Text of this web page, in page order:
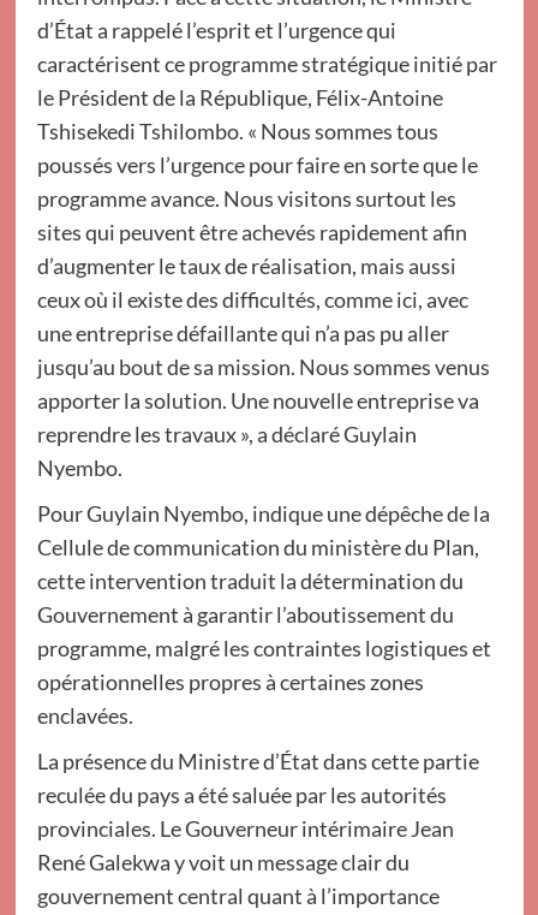
d’État a rappelé l’esprit et l’urgence qui
caractérisent ce programme stratégique initié par
le Président de la République, Félix-Antoine
Tshisekedi Tshilombo. « Nous sommes tous
poussés vers l’urgence pour faire en sorte que le
programme avance. Nous visitons surtout les
sites qui peuvent être achevés rapidement afin
d’augmenter le taux de réalisation, mais aussi
ceux où il existe des difficultés, comme ici, avec
une entreprise défaillante qui n’a pas pu aller
jusqu’au bout de sa mission. Nous sommes venus
apporter la solution. Une nouvelle entreprise va
reprendre les travaux », a déclaré Guylain
Nyembo.
Pour Guylain Nyembo, indique une dépêche de la
Cellule de communication du ministère du Plan,
cette intervention traduit la détermination du
Gouvernement à garantir l’aboutissement du
programme, malgré les contraintes logistiques et
opérationnelles propres à certaines zones
enclavées.
La présence du Ministre d’État dans cette partie
reculée du pays a été saluée par les autorités
provinciales. Le Gouverneur intérimaire Jean
René Galekwa y voit un message clair du
gouvernement central quant à l’importance